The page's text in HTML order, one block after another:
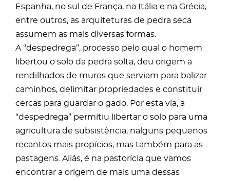
Espanha, no sul de França, na Itália e na Grécia,
entre outros, as arquiteturas de pedra seca
assumem as mais diversas formas.
A “despedrega”, processo pelo qual o homem
libertou o solo da pedra solta, deu origem a
rendilhados de muros que serviam para balizar
caminhos, delimitar propriedades e constituir
cercas para guardar o gado. Por esta via, a
“despedrega” permitiu libertar o solo para uma
agricultura de subsistência, nalguns pequenos
recantos mais propícios, mas também para as
pastagens. Aliás, é na pastorícia que vamos
encontrar a origem de mais uma dessas